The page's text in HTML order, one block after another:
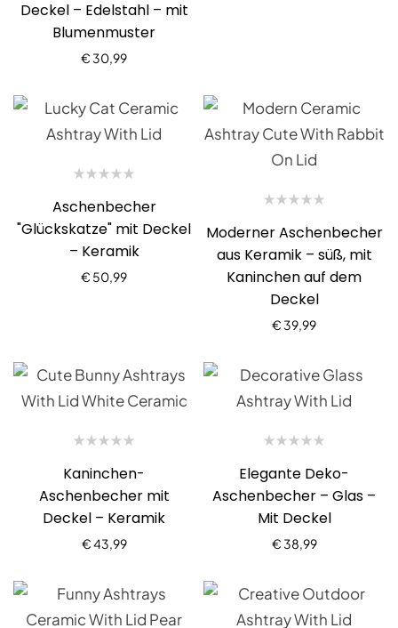
Deckel – Edelstahl – mit
Blumenmuster
€ 30,99
Aschenbecher
"Glückskatze" mit Deckel
– Keramik
€ 50,99
Moderner Aschenbecher
aus Keramik – süß, mit
Kaninchen auf dem
Deckel
€ 39,99
Kaninchen-
Aschenbecher mit
Deckel – Keramik
€43,99
Elegante Deko-
Aschenbecher – Glas –
Mit Deckel
€ 38,99